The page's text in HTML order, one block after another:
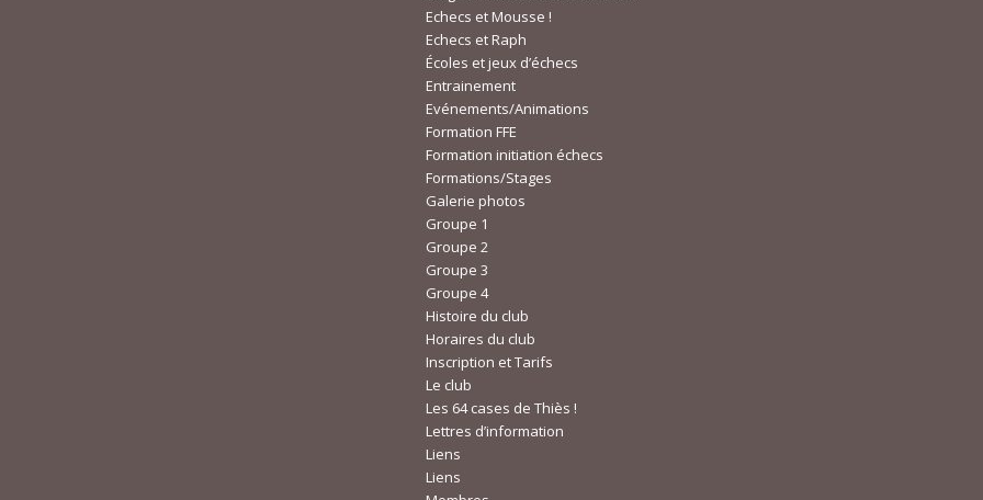
Echecs et Mousse !
Echecs et Raph
Écoles et jeux d’échecs
Entrainement
Evénements/Animations
Formation FFE
Formation initiation échecs
Formations/Stages
Galerie photos
Groupe 1
Groupe 2
Groupe 3
Groupe 4
Histoire du club
Horaires du club
Inscription et Tarifs
Le club
Les 64 cases de Thiès !
Lettres d’information
Liens
Liens